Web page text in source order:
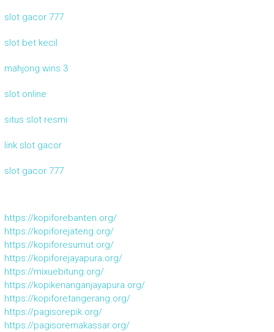
slot gacor 777
slot bet kecil
mahjong wins 3
slot online
situs slot resmi
link slot gacor
slot gacor 777
https://kopiforebanten.org/
https://kopiforejateng.org/
https://kopiforesumut.org/
https://kopiforejayapura.org/
https://mixuebitung.org/
https://kopikenanganjayapura.org/
https://kopiforetangerang.org/
https://pagisorepik.org/
https://pagisoremakassar.org/